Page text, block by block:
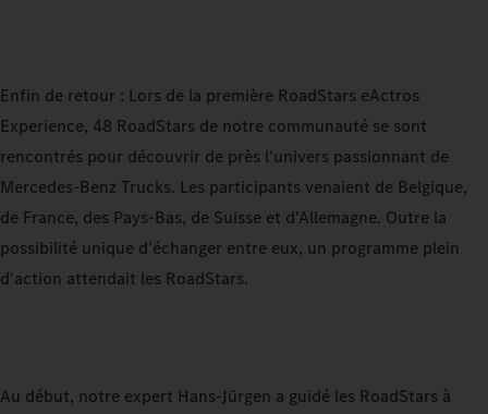
Enfin de retour : Lors de la première RoadStars eActros
Experience, 48 RoadStars de notre communauté se sont
rencontrés pour découvrir de près l'univers passionnant de
Mercedes-Benz Trucks. Les participants venaient de Belgique,
de France, des Pays-Bas, de Suisse et d'Allemagne. Outre la
possibilité unique d'échanger entre eux, un programme plein
d'action attendait les RoadStars.
Au début, notre expert Hans-Jürgen a guidé les RoadStars à